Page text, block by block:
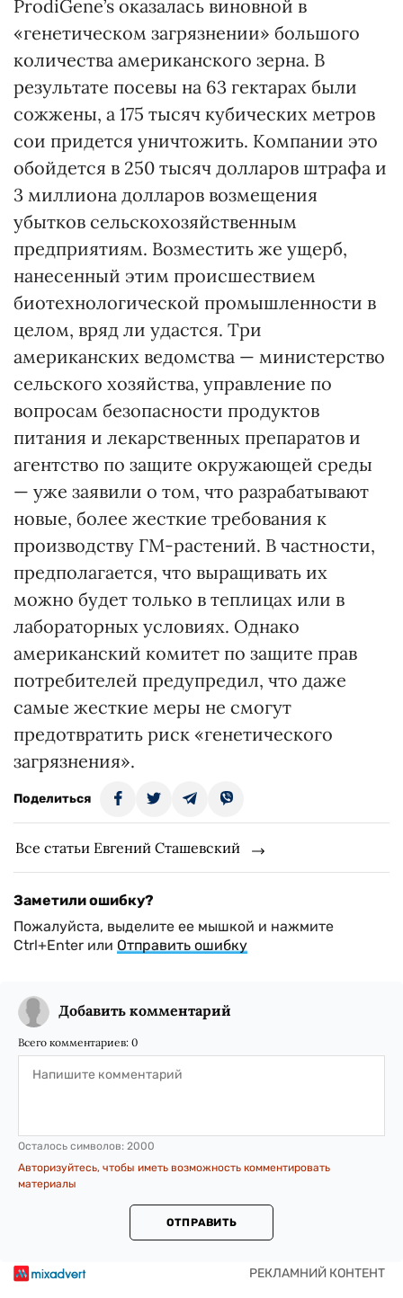
ProdiGene’s оказалась виновной в
«генетическом загрязнении» большого
количества американского зерна. В
результате посевы на 63 гектарах были
сожжены, а 175 тысяч кубических метров
сои придется уничтожить. Компании это
обойдется в 250 тысяч долларов штрафа и
3 миллиона долларов возмещения
убытков сельскохозяйственным
предприятиям. Возместить же ущерб,
нанесенный этим происшествием
биотехнологической промышленности в
целом, вряд ли удастся. Три
американских ведомства — министерство
сельского хозяйства, управление по
вопросам безопасности продуктов
питания и лекарственных препаратов и
агентство по защите окружающей среды
— уже заявили о том, что разрабатывают
новые, более жесткие требования к
производству ГМ-растений. В частности,
предполагается, что выращивать их
можно будет только в теплицах или в
лабораторных условиях. Однако
американский комитет по защите прав
потребителей предупредил, что даже
самые жесткие меры не смогут
предотвратить риск «генетического
загрязнения».
Поделиться
Все статьи Евгений Сташевский
Заметили ошибку?
Пожалуйста, выделите ее мышкой и нажмите
Ctrl+Enter или Отправить ошибку
Добавить комментарий
Всего комментариев: 0
Осталось символов: 2000
Авторизуйтесь, чтобы иметь возможность комментировать
материалы
ОТПРАВИТЬ